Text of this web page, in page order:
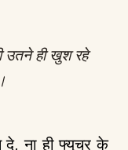
उतने ही खुश रहे
दे, ना ही फ्यूचर के